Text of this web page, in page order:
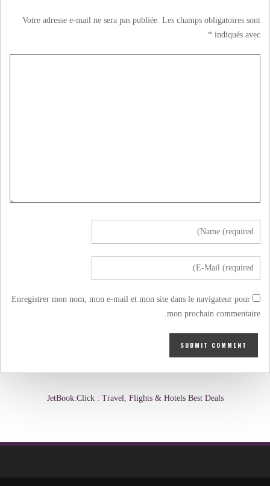
Votre adresse e-mail ne sera pas publiée. Les champs obligatoires sont
indiqués avec
*
Enregistrer mon nom, mon e-mail et mon site dans le navigateur pour
mon prochain commentaire.
JetBook.Click : Travel, Flights & Hotels Best Deals